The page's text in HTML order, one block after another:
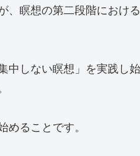
、瞑想の第二段階におけ
中しない瞑想」を実践し
めることです。